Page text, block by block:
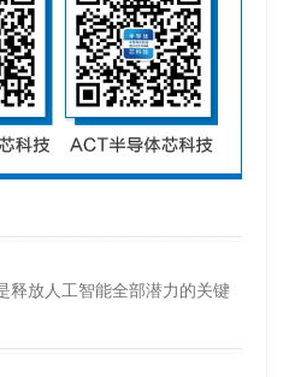
释放人工智能全部潜力的关键